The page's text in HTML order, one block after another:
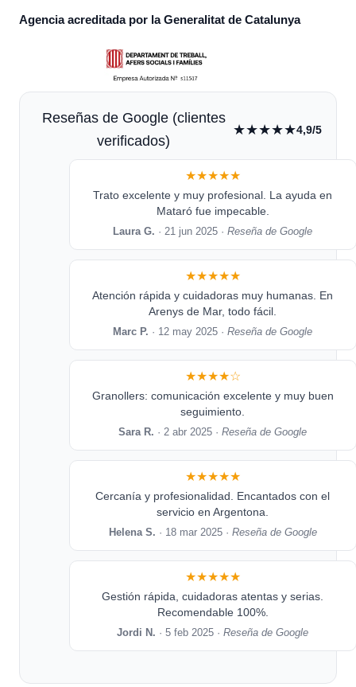
Agencia acreditada por la Generalitat de Catalunya
Reseñas de Google (clientes
verificados)
★★★★★4,9/5
★★★★★
Trato excelente y muy profesional. La ayuda en
Mataró fue impecable.
Laura G. · 21 jun 2025 ·Reseña de Google
★★★★★
Atención rápida y cuidadoras muy humanas. En
Arenys de Mar, todo fácil.
Marc P. · 12 may 2025 ·Reseña de Google
★★★★☆
Granollers: comunicación excelente y muy buen
seguimiento.
Sara R. · 2 abr 2025 ·Reseña de Google
★★★★★
Cercanía y profesionalidad. Encantados con el
servicio en Argentona.
Helena S. · 18 mar 2025 · Reseña de Google
★★★★★
Gestión rápida, cuidadoras atentas y serias.
Recomendable 100%.
Jordi N. · 5 feb 2025 ·Reseña de Google